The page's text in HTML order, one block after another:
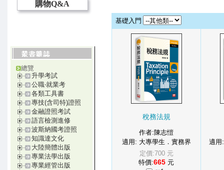
購物Q&A
總覽
升學考試
公職‧就業考
各類工具書
專技(含司特)證照
金融證照考試
語言檢測進修
波斯納國考證照
知識達文化
大陸簡體出版
專業法學出版
專業經管出版
基礎入門
稅務法規
作者:陳志愷
適用: 大專學生．實務界
定價:700 元
特價:665 元
適用